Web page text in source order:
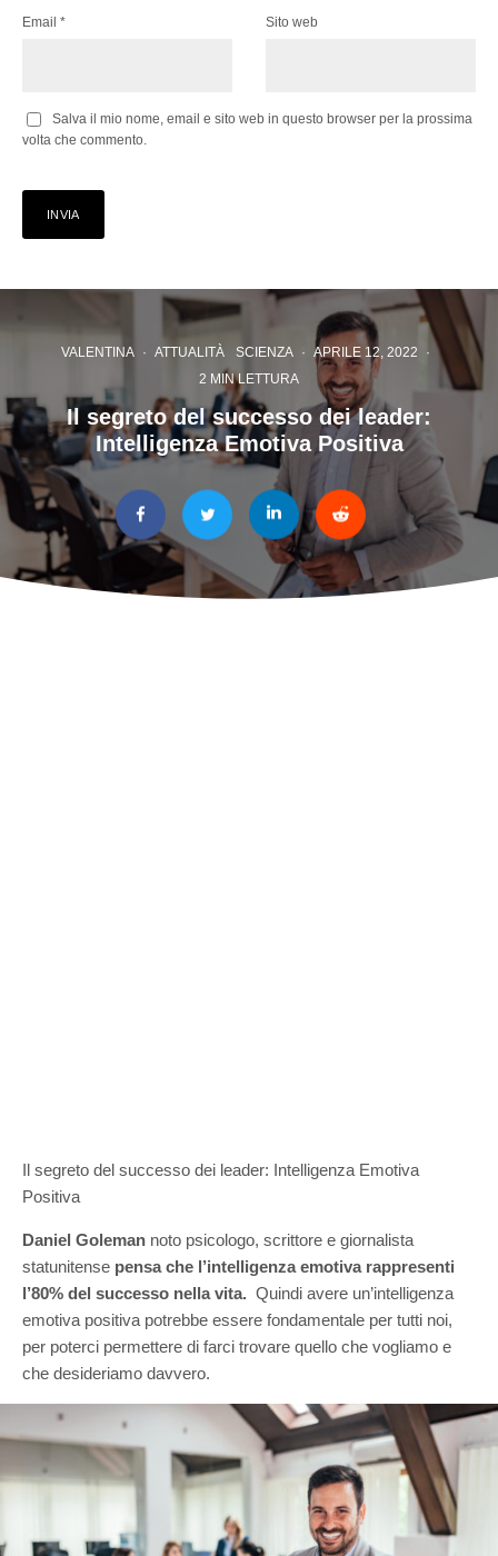
Email * Sito web
Salva il mio nome, email e sito web in questo browser per la prossima
volta che commento.
VALENTINA · ATTUALITÀ SCIENZA · APRILE 12, 2022
·
2 MIN LETTURA
Il segreto del successo dei leader:
Intelligenza Emotiva Positiva
Il segreto del successo dei leader: Intelligenza Emotiva
Positiva
Daniel Goleman noto psicologo, scrittore e giornalista
statunitense pensa che l’intelligenza emotiva rappresenti
l’80% del successo nella vita. Quindi avere un’intelligenza
emotiva positiva potrebbe essere fondamentale per tutti noi,
per poterci permettere di farci trovare quello che vogliamo e
che desideriamo davvero.